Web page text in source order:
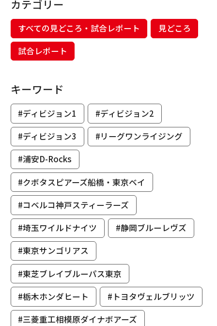
カテゴリー
すべての見どころ・試合レポート
見どころ
試合レポート
キーワード
#ディビジョン1
#ディビジョン2
#ディビジョン3
#リーグワンライジング
#浦安D-Rocks
#クボタスピアーズ船橋・東京ベイ
#コベルコ神戸スティーラーズ
#埼玉ワイルドナイツ
#静岡ブルーレヴズ
#東京サンゴリアス
#東芝ブレイブルーパス東京
#栃木ホンダヒート
#トヨタヴェルブリッツ
#三菱重工相模原ダイナボアーズ